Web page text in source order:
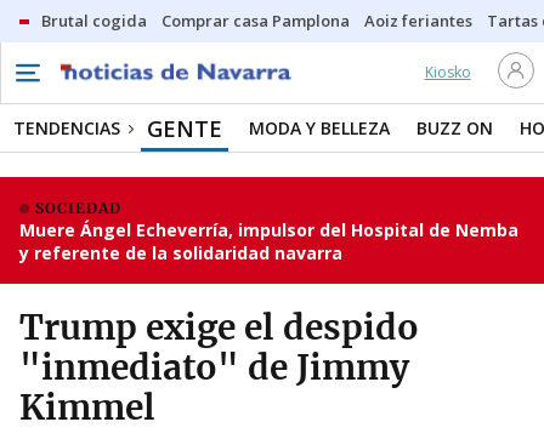
Brutal cogida Comprar casa Pamplona Aoiz feriantes Tartas
Kiosko
TENDENCIAS GENTE MODA Y BELLEZA BUZZ ON
SOCIEDAD
Muere Ángel Echeverría, impulsor del Hospital de Nemba
y referente de la solidaridad navarra
Trump exige el despido
"inmediato" de Jimmy
Kimmel